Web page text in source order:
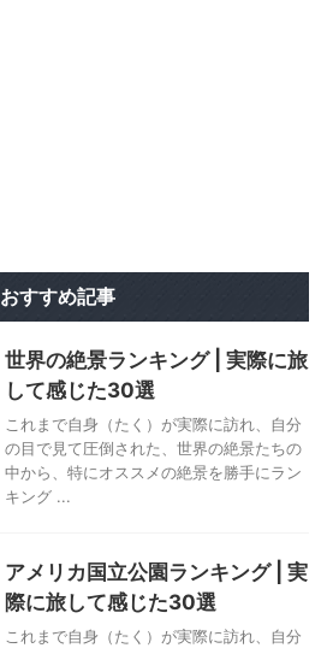
おすすめ記事
世界の絶景ランキング | 実際に旅
して感じた30選
これまで自身（たく）が実際に訪れ、自分
の目で見て圧倒された、世界の絶景たちの
中から、特にオススメの絶景を勝手にラン
キング ...
アメリカ国立公園ランキング | 実
際に旅して感じた30選
これまで自身（たく）が実際に訪れ、自分